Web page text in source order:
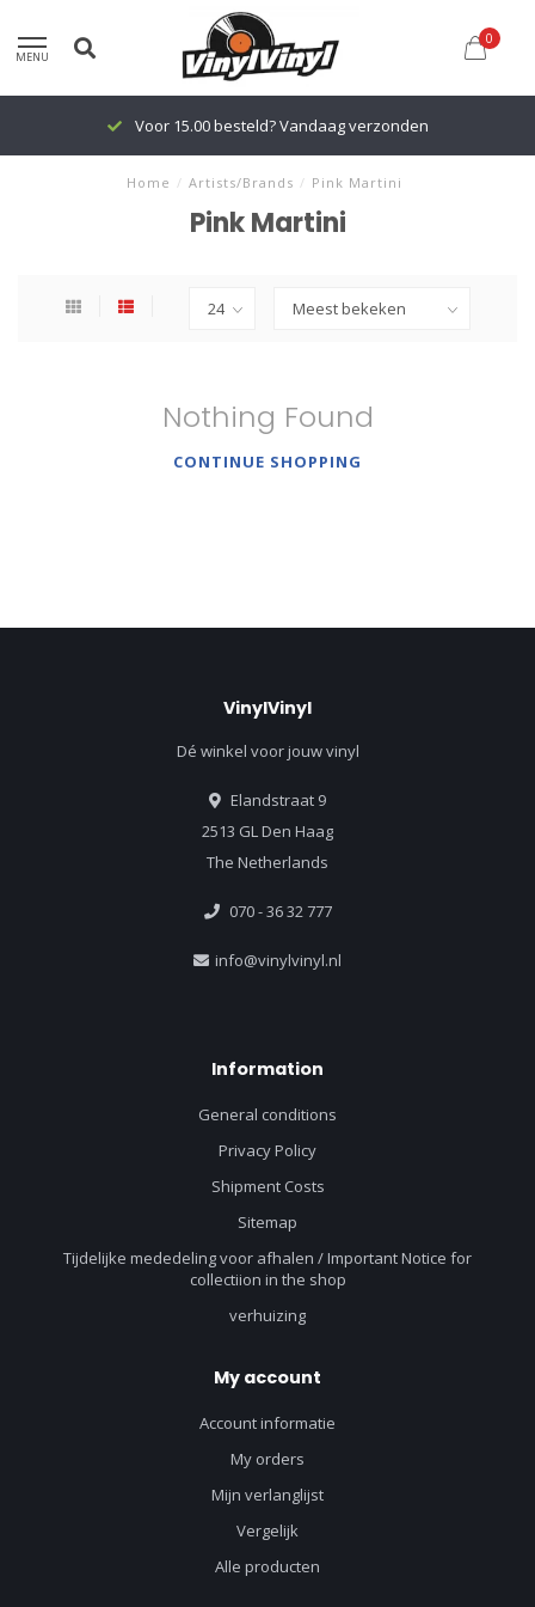
MENU
0
Voor 15.00 besteld? Vandaag verzonden
Home / Artists/Brands / Pink Martini
Pink Martini
Nothing Found
CONTINUE SHOPPING
VinylVinyl
Dé winkel voor jouw vinyl
Elandstraat 9
2513 GL Den Haag
The Netherlands
070 - 36 32 777
info@vinylvinyl.nl
Information
General conditions
Privacy Policy
Shipment Costs
Sitemap
Tijdelijke mededeling voor afhalen / Important Notice for
collectiion in the shop
verhuizing
My account
Account informatie
My orders
Mijn verlanglijst
Vergelijk
Alle producten